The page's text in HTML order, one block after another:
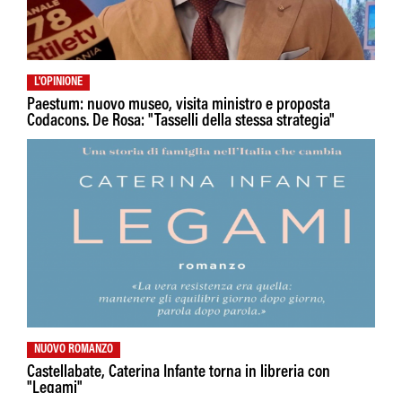
L'OPINIONE
Paestum: nuovo museo, visita ministro e proposta
Codacons. De Rosa: "Tasselli della stessa strategia"
NUOVO ROMANZO
Castellabate, Caterina Infante torna in libreria con
"Legami"